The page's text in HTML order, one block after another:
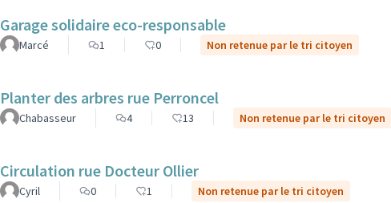
Garage solidaire eco-responsable
Marcé 1 0 Non retenue par le tri citoyen
Planter des arbres rue Perroncel
Chabasseur 4 13 Non retenue par le tri citoyen
Circulation rue Docteur Ollier
Cyril 0 1 Non retenue par le tri citoyen